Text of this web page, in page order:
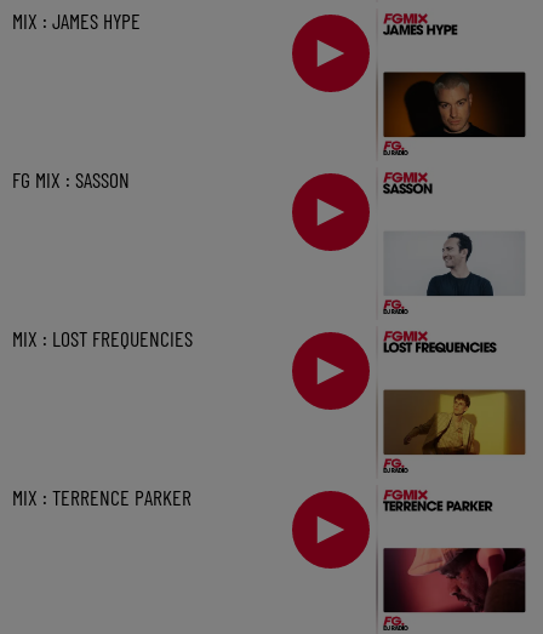
MIX : JAMES HYPE
FG MIX : SASSON
MIX : LOST FREQUENCIES
MIX : TERRENCE PARKER